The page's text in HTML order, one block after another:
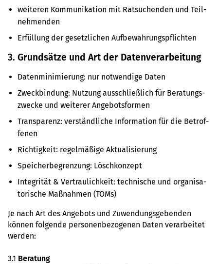
wei­te­ren Kom­mu­ni­ka­tion mit Rat­su­chen­den und Teil­
neh­men­den
Erfül­lung der gesetz­li­chen Auf­be­wah­rungs­pflich­ten
3. Grund­sätze und Art der Daten­ver­ar­bei­tung
Daten­mi­ni­mie­rung: nur not­wen­dige Daten
Zweck­bin­dung: Nut­zung aus­schlie­ß­lich für Bera­tungs­
zwe­cke und wei­te­rer Ange­bots­for­men
Trans­pa­renz: ver­ständ­li­che Infor­ma­tion für die Betrof­
fe­nen
Rich­tig­keit: regel­mä­ßige Aktua­li­sie­rung
Spei­cher­be­gren­zung: Lösch­kon­zept
Inte­gri­tät & Ver­trau­lich­keit: tech­ni­sche und orga­ni­sa­
to­ri­sche Maß­nah­men (TOMs)
Je nach Art des Ange­bots und Zuwen­dungs­ge­ben­den
können fol­gende per­so­nen­be­zo­ge­nen Daten ver­ar­bei­tet
werden:
3.1 Bera­tung